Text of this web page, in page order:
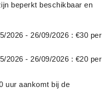
beperkt beschikbaar en
2026 - 26/09/2026 : €30 per
2026 - 26/09/2026 : €20 per
uur aankomt bij de